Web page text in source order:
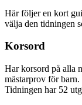
Här följer en kort
välja den tidningen
Korsord
Har korsord på alla
mästarprov för
Tidningen har 52